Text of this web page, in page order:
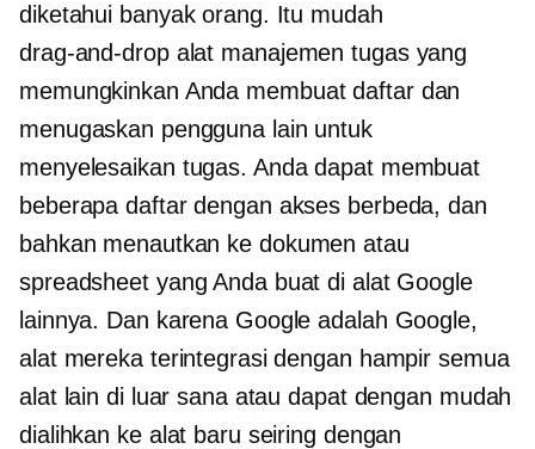
diketahui banyak orang. Itu mudah
drag-and-dropalat manajemen tugas yang
memungkinkan Anda membuat daftar dan
menugaskan pengguna lain untuk
menyelesaikan tugas. Anda dapat membuat
beberapa daftar dengan akses berbeda, dan
bahkan menautkan ke dokumen atau
spreadsheet yang Anda buat di alat Google
lainnya. Dan karena Google adalah Google,
alat mereka terintegrasi dengan hampir semua
alat lain di luar sana atau dapat dengan mudah
dialihkan ke alat baru seiring dengan